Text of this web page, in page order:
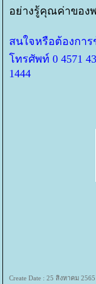
อย่างรู้คุณค่าของ
สนใจหรือต้องกา
ทรศัพท์ 0 4571
1444
Create Date : 25 สิงหาคม 2565